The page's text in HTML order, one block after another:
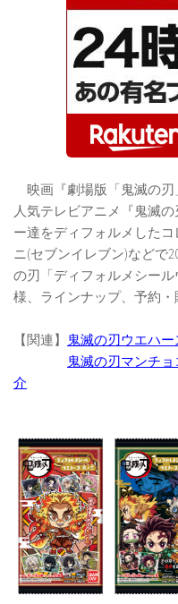
映画『劇場版「鬼滅の刃
人気テレビアニメ『鬼滅
ー達をディフォルメした
ニ(セブンイレブン)などで
の刃「ディフォルメシー
様、ラインナップ、予約
【関連】
鬼滅の刃ウエハ
鬼滅の刃マンチ
介